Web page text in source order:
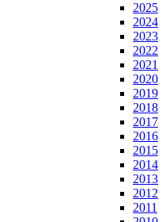
2025
2024
2023
2022
2021
2020
2019
2018
2017
2016
2015
2014
2013
2012
2011